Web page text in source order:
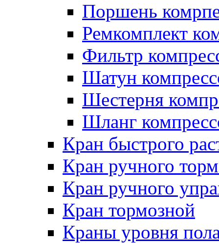
Поршень
Ремкомплект
Фильтр
Шатун
Шестерня
Шланг
Кран быстрого
Кран ручного
Кран ручного
Кран тормозной
Краны уровня